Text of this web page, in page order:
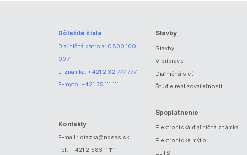
Dôležité čísla
Diaľničná patrola: 0800 100
007
E-známka: +421 2 32 777 777
E-mýto: +421 35 111 111
Kontakty
E-mail.: otazka@ndsas.sk
Tel.: +421 2 583 11 111
Stavby
Stavby
V príprave
Diaľničná sieť
Štúdie realizovateľnosti
Spoplatnenie
Elektronická diaľničná známka
Elektronické mýto
EETS